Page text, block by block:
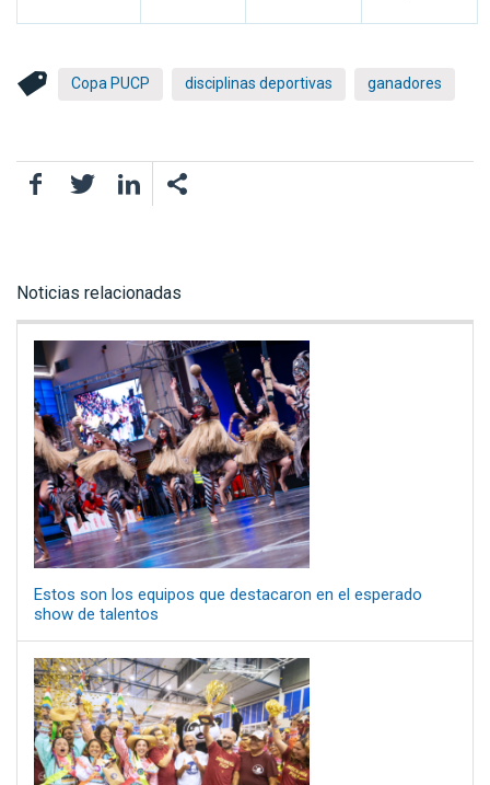
Copa PUCP disciplinas deportivas ganadores
FacebookTwitter LinkedIn
Noticias relacionadas
Estos son los equipos que destacaron en el esperado
show de talentos